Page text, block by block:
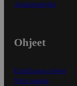
Asiakaspalvelu
Ohjeet
Ensitilaajan ohjeet
Näin maksat